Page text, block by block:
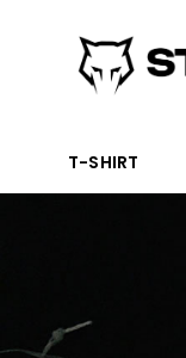
T-SHIRT